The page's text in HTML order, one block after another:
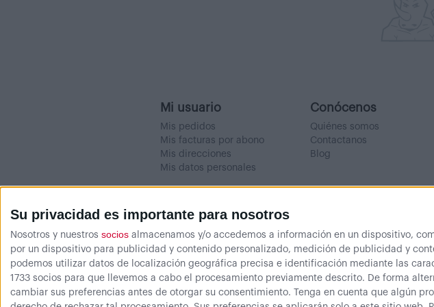
Su privacidad es importante para nosotros
Nosotros y nuestros socios almacenamos y/o accedemos a información en un dispositivo,
por un dispositivo para publicidad y contenido personalizado, medición de publicidad y
podemos utilizar datos de localización geográfica precisa e identificación mediante las
1733 socios para que llevemos a cabo el procesamiento previamente descrito. De forma
cambiar sus preferencias antes de otorgar su consentimiento.
Tenga en cuenta que algún
Mi usuario
Mis pedidos
Mis facturas por abono
Mis direcciones
Mis datos personales
Conócenos
Quiénes somos
Contactanos
Blog